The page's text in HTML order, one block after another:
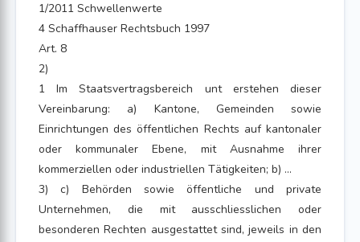
1/2011 Schwellenwerte
4 Schaffhauser Rechtsbuch 1997
Art. 8
2)
1 Im Staatsvertragsbereich unt erstehen dieser
Vereinbarung: a) Kantone, Gemeinden sowie
Einrichtungen des öffentlichen Rechts auf kantonaler
oder kommunaler Ebene, mit Ausnahme ihrer
kommerziellen oder industriellen Tätigkeiten; b) ...
3) c) Behörden sowie öffentliche und private
Unternehmen, die mit ausschliesslichen oder
besonderen Rechten ausgestattet sind, jeweils in den